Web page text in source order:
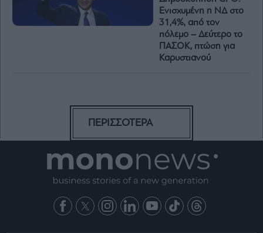
Ενισχυμένη η ΝΔ στο
31,4%, από τον
πόλεμο – Δεύτερο το
ΠΑΣΟΚ, πτώση για
Καρυστιανού
ΠΕΡΙΣΣΟΤΕΡΑ